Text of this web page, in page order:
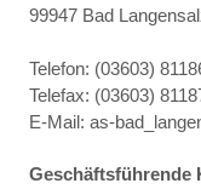
99947 Bad
Telefon: (03603)
Telefax: (03603)
E-Mail: as-
Geschäftsführende